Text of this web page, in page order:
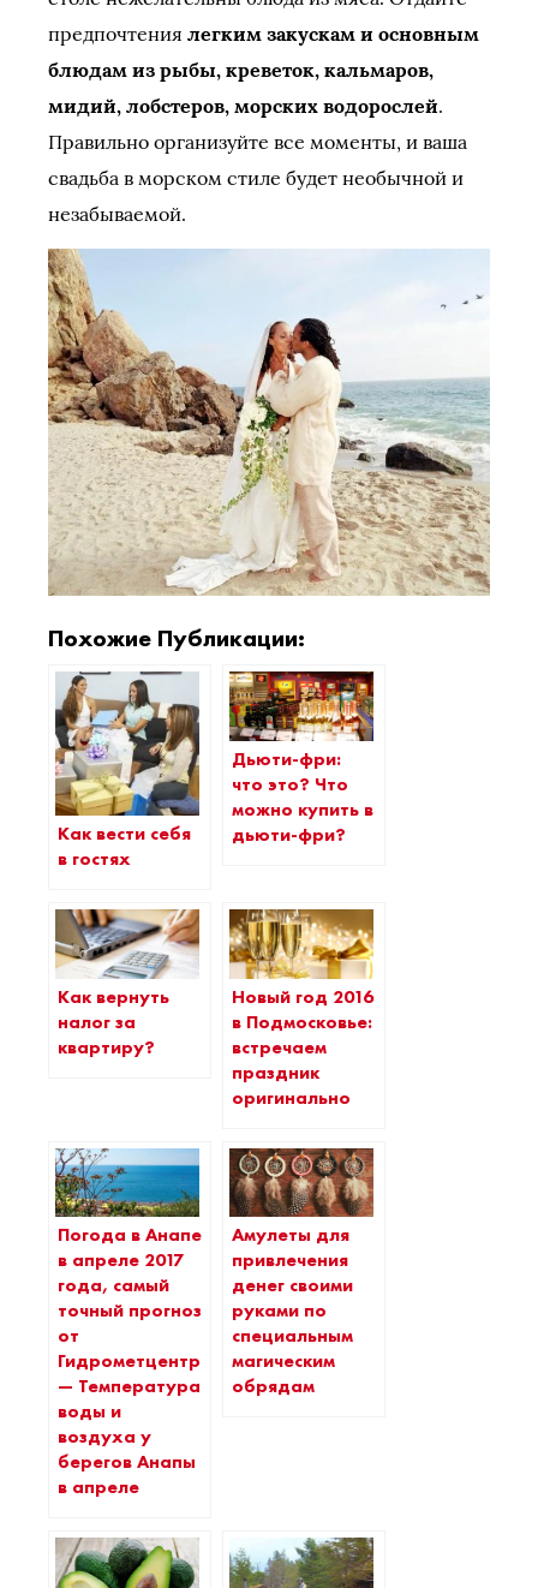
предпочтения легким закускам и основным
блюдам из рыбы, креветок, кальмаров,
мидий, лобстеров, морских водорослей.
Правильно организуйте все моменты, и ваша
свадьба в морском стиле будет необычной и
незабываемой.
Похожие Публикации:
Как вести себя
в гостях
Дьюти-фри:
что это? Что
можно купить в
дьюти-фри?
Как вернуть
налог за
квартиру?
Новый год 2016
в Подмосковье:
встречаем
праздник
оригинально
Погода в Анапе
в апреле 2017
года, самый
точный прогноз
от
Гидрометцентра
— Температура
воды и
воздуха у
берегов Анапы
в апреле
Амулеты для
привлечения
денег своими
руками по
специальным
магическим
обрядам